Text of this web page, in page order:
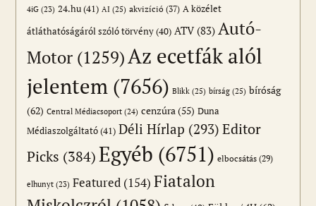
4iG (23) 24.hu(41) AI (25) akvizíció (37) A közélet
átláthatóságáról szóló törvény(40) ATV(83) Autó-
Motor (1259)Az ecetfák alól
jelentem (7656) Blikk (25) bírság (25) bíróság
(62) Central Médiacsoport (24) cenzúra(55) Duna
Médiaszolgáltató(41) Déli Hírlap (293) Editor
Picks (384)Egyéb (6751) elbocsátás (29)
elhunyt (23) Featured (154) Fiatalon